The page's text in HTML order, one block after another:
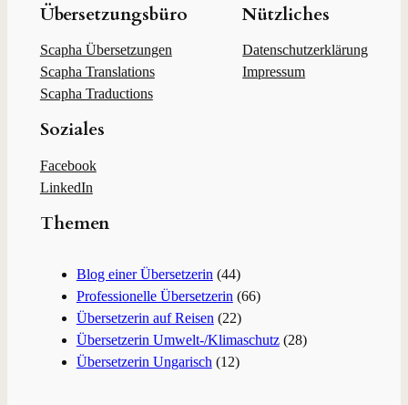
c
e
n
Übersetzungsbüro
Scapha Übersetzungen
Scapha Translations
Scapha Traductions
Nützliches
Datenschutzerklärung
Impressum
Soziales
Facebook
LinkedIn
Themen
Blog einer Übersetzerin (44)
Professionelle Übersetzerin (66)
Übersetzerin auf Reisen (22)
Übersetzerin Umwelt-/Klimaschutz(28)
Übersetzerin Ungarisch (12)